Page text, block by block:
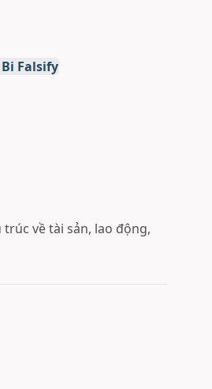
Falsify
về tài sản, lao động,